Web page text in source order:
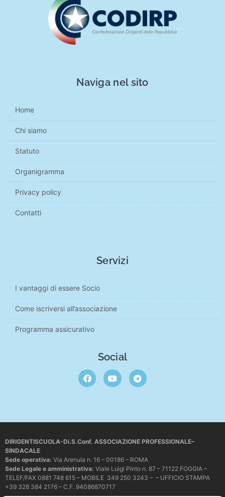
Naviga nel sito
Home
Chi siamo
Statuto
Organigramma
Privacy policy
Contatti
Servizi
I vantaggi di essere Socio
Come iscriversi all’associazione
Programma assicurativo
Social
DIRIGENTISCUOLA-Di.S.Conf. ASSOCIAZIONE PROFESSIONALE–
SINDACALE
Sede operativa: Via Arenula n. 16 – 00186 – ROMA
Sede Legale e amministrativa: Viale Luigi Pinto n. 87 – 71122 FOGGIA –
TELEF/FAX 0881 748 615 – MOBILE 349 250 3243 – – UFFICIO STAMPA
+39 328 384 2176 – C.F. 94086870717